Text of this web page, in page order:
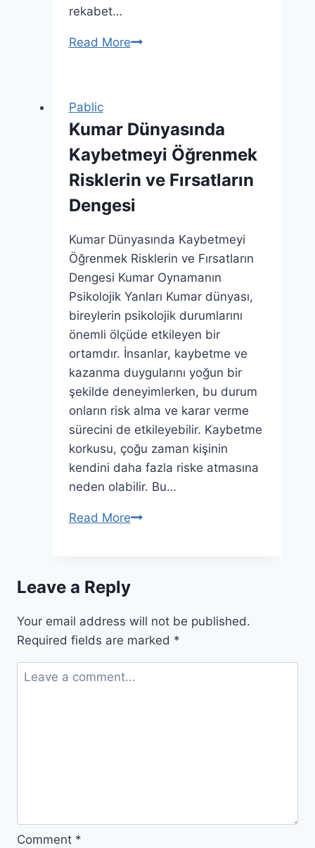
rekabet…
Read MoreÇekim
ve
Trendler
Pablic
Kumar Dünyasında
Kaybetmeyi Öğrenmek
Risklerin ve Fırsatların
Dengesi
Kumar Dünyasında Kaybetmeyi
Öğrenmek Risklerin ve Fırsatların
Dengesi Kumar Oynamanın
Psikolojik Yanları Kumar dünyası,
bireylerin psikolojik durumlarını
önemli ölçüde etkileyen bir
ortamdır. İnsanlar, kaybetme ve
kazanma duygularını yoğun bir
şekilde deneyimlerken, bu durum
onların risk alma ve karar verme
sürecini de etkileyebilir. Kaybetme
korkusu, çoğu zaman kişinin
kendini daha fazla riske atmasına
neden olabilir. Bu…
Read MoreKumar
Leave a Reply
Your email address will not be published.
Required fields are marked *
Comment *